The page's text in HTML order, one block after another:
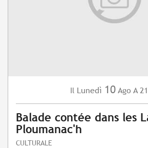
Il Lunedì 10 Ago A
Balade contée dans les
Ploumanac'h
CULTURALE